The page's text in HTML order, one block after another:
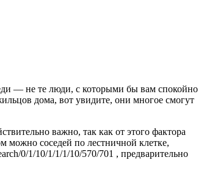
— не те люди, с которыми бы вам спокойно
дома, вот увидите, они многое смогут
важно, так как от этого фактора
можно соседей по лестничной клетке,
0/1/10/1/1/1/10/570/701 , предварительно